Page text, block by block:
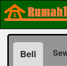
Beli